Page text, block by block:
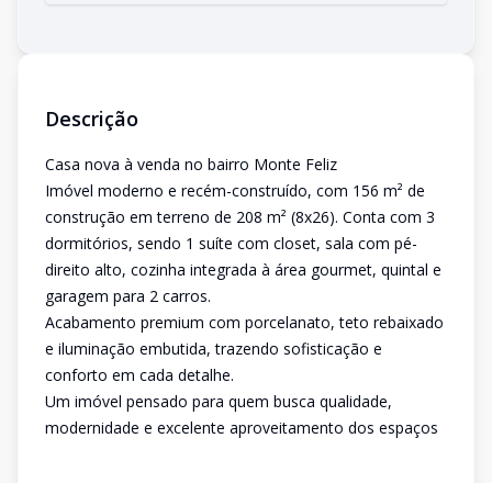
Descrição
Casa nova à venda no bairro Monte Feliz
Imóvel moderno e recém-construído, com 156 m² de
construção em terreno de 208 m² (8x26). Conta com 3
dormitórios, sendo 1 suíte com closet, sala com pé-
direito alto, cozinha integrada à área gourmet, quintal e
garagem para 2 carros.
Acabamento premium com porcelanato, teto rebaixado
e iluminação embutida, trazendo sofisticação e
conforto em cada detalhe.
Um imóvel pensado para quem busca qualidade,
modernidade e excelente aproveitamento dos espaços